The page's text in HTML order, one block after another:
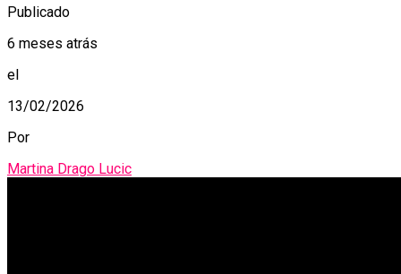
Publicado
6 meses atrás
el
13/02/2026
Por
Martina Drago Lucic